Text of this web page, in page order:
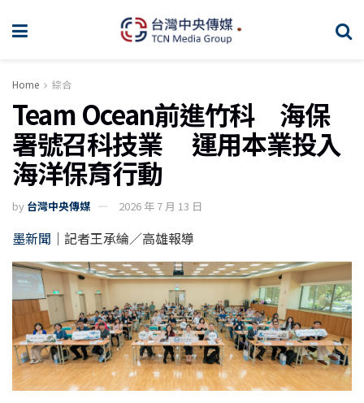
Home 綜合
Team Ocean前進竹科 海保
署號召科技業 運用本業投入
海洋保育行動
by 台灣中央傳媒 2026 年 7 月 13 日
墨新聞 ｜記者王承綸／高雄報導